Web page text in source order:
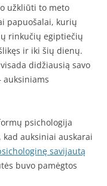
užkliūti to meto
papuošalai, kurių
rinkučių egiptiečių
ir iki šių dienų.
didžiausią savo
auksiniams
psichologija
auksiniai auskarai
savijautą
buvo pamėgtos